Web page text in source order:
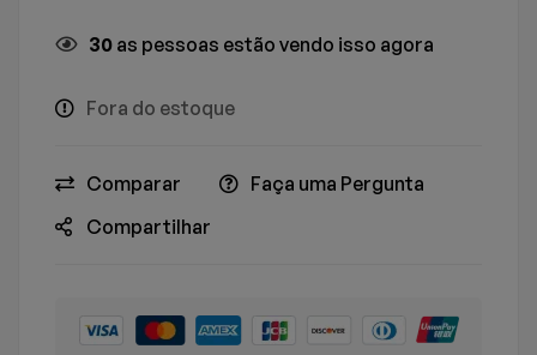
30 as pessoas estão vendo isso agora
Fora do estoque
Comparar
Faça uma Pergunta
Compartilhar